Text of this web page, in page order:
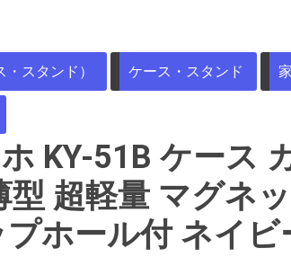
スタンド） ケース・スタンド
KY-51B ケース
型 超軽量 マグネ
ホール付 ネイビ